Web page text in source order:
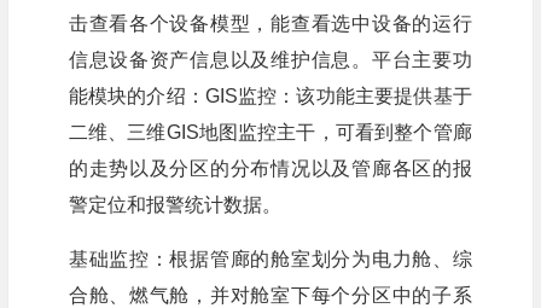
击查看各个设备模型，能查看选中设备的运行
信息设备资产信息以及维护信息。平台主要功
能模块的介绍：GIS监控：该功能主要提供基于
二维、三维GIS地图监控主干，可看到整个管廊
的走势以及分区的分布情况以及管廊各区的报
警定位和报警统计数据。
基础监控：根据管廊的舱室划分为电力舱、综
合舱、燃气舱，并对舱室下每个分区中的子系